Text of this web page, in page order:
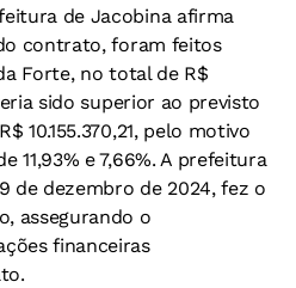
de Jacobina afirma
contrato, foram feitos
Forte, no total de R$
sido superior ao previsto
10.155.370,21, pelo motivo
11,93% e 7,66%. A prefeitura
de dezembro de 2024, fez o
assegurando o
financeiras